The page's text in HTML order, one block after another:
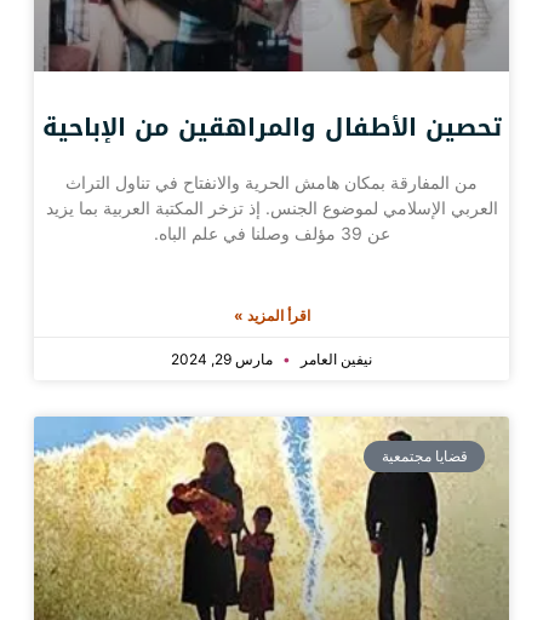
تحصين الأطفال والمراهقين من الإباحية
من المفارقة بمكان هامش الحرية والانفتاح في تناول التراث
العربي الإسلامي لموضوع الجنس. إذ تزخر المكتبة العربية بما يزيد
عن 39 مؤلف وصلنا في علم الباه.
اقرأ المزيد »
نيفين العامر مارس 29, 2024
قضايا مجتمعية